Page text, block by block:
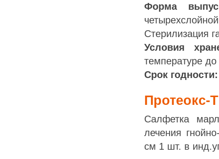
Форма
Стерилизация
Условия
температуре
Срок годности:
Протеокс-
Салфетка
лечения
см 1 шт. в